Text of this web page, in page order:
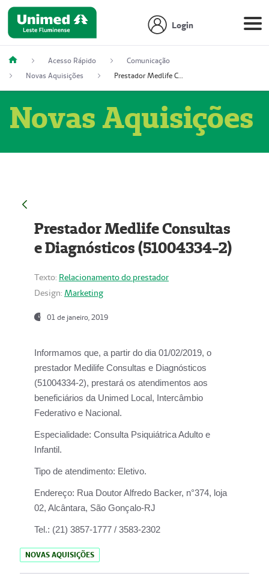
Login
Acesso Rápido
Comunicação
Novas Aquisições
Prestador Medlife Consultas e Diagnósticos (51004334-2)
Novas Aquisições
Prestador Medlife Consultas
e Diagnósticos (51004334-2)
Texto: Relacionamento do prestador
Design: Marketing
01 de janeiro, 2019
Informamos que, a partir do dia 01/02/2019, o
prestador Medilife Consultas e Diagnósticos
(51004334-2), prestará os atendimentos aos
beneficiários da Unimed Local, Intercâmbio
Federativo e Nacional.
Especialidade: Consulta Psiquiátrica Adulto e
Infantil.
Tipo de atendimento: Eletivo.
Endereço: Rua Doutor Alfredo Backer, n°374, loja
02, Alcântara, São Gonçalo-RJ
Tel.: (21) 3857-1777 / 3583-2302
NOVAS AQUISIÇÕES